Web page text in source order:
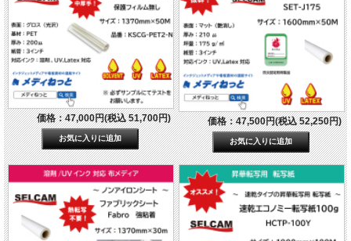
価格：47,000円(税込 51,700円) 価格：47,500円(税込 52,250円)